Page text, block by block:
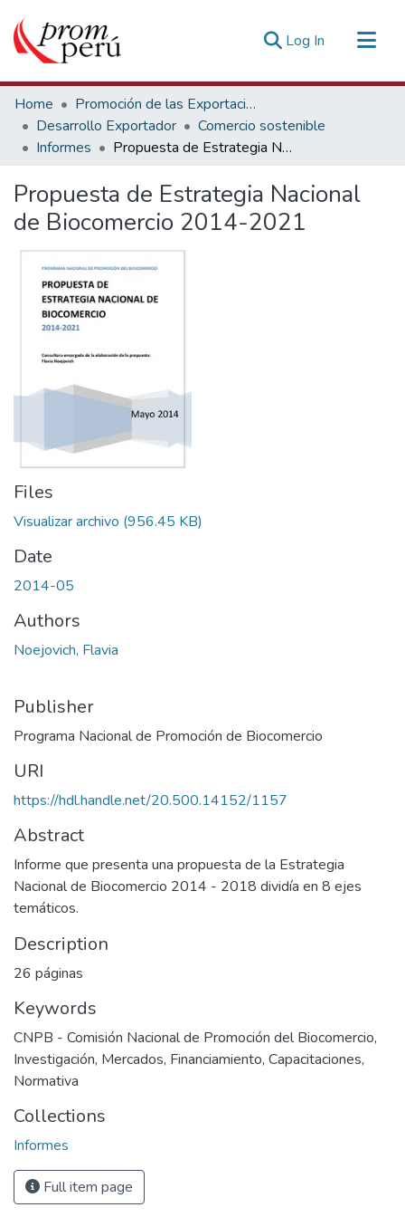
Log In (current)
Communities & Collections
All of DSpace
Statistics
Home
Promoción de las Exportaciones
Desarrollo Exportador
Comercio sostenible
Informes
Propuesta de Estrategia Nacional de Biocomercio 2014-2021
Propuesta de Estrategia Nacional
de Biocomercio 2014-2021
Files
Visualizar archivo (956.45 KB)
Date
2014-05
Authors
Noejovich, Flavia
Publisher
Programa Nacional de Promoción de Biocomercio
URI
https://hdl.handle.net/20.500.14152/1157
Abstract
Informe que presenta una propuesta de la Estrategia
Nacional de Biocomercio 2014 - 2018 dividía en 8 ejes
temáticos.
Description
26 páginas
Keywords
CNPB - Comisión Nacional de Promoción del Biocomercio,
Investigación, Mercados, Financiamiento, Capacitaciones,
Normativa
Collections
Informes
Full item page